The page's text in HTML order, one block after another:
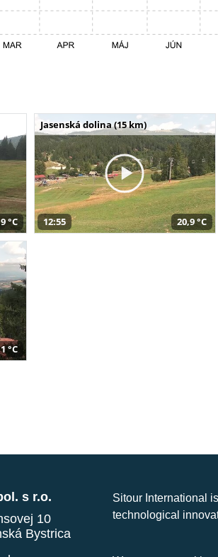
°C
Jasenská dolina (15 km)
12:55 20,9 °C
°C
s r.o.
10
Bystrica
Sitour International
technological